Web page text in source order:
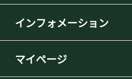
インフォメーション
マイページ